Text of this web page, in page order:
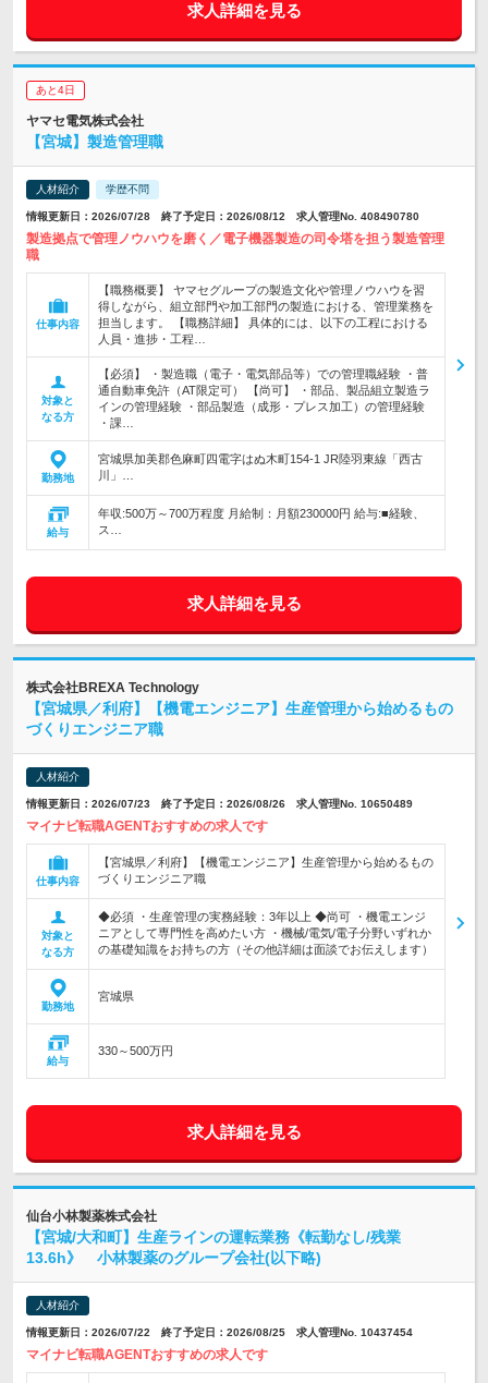
求人詳細を見る
あと4日
ヤマセ電気株式会社
【宮城】製造管理職
人材紹介 学歴不問
情報更新日：2026/07/28 終了予定日：2026/08/12 求人管理No. 408490780
製造拠点で管理ノウハウを磨く／電子機器製造の司令塔を担う製造管理
職
仕事内容
【職務概要】 ヤマセグループの製造文化や管理ノウハウを習
得しながら、組立部門や加工部門の製造における、管理業務を
担当します。 【職務詳細】 具体的には、以下の工程における
人員・進捗・工程…
対象と
なる方
【必須】 ・製造職（電子・電気部品等）での管理職経験 ・普
通自動車免許（AT限定可） 【尚可】 ・部品、製品組立製造ラ
インの管理経験 ・部品製造（成形・プレス加工）の管理経験
・課…
勤務地
宮城県加美郡色麻町四電字はぬ木町154-1 JR陸羽東線「西古
川」…
給与
年収:500万～700万程度 月給制：月額230000円 給与:■経験、
ス…
求人詳細を見る
株式会社BREXA Technology
【宮城県／利府】【機電エンジニア】生産管理から始めるもの
づくりエンジニア職
人材紹介
情報更新日：2026/07/23 終了予定日：2026/08/26 求人管理No. 10650489
マイナビ転職AGENTおすすめの求人です
仕事内容
【宮城県／利府】【機電エンジニア】生産管理から始めるもの
づくりエンジニア職
対象と
なる方
◆必須 ・生産管理の実務経験：3年以上 ◆尚可 ・機電エンジ
ニアとして専門性を高めたい方 ・機械/電気/電子分野いずれか
の基礎知識をお持ちの方（その他詳細は面談でお伝えします）
勤務地
宮城県
給与
330～500万円
求人詳細を見る
仙台小林製薬株式会社
【宮城/大和町】生産ラインの運転業務《転勤なし/残業
13.6h》 小林製薬のグループ会社(以下略)
人材紹介
情報更新日：2026/07/22 終了予定日：2026/08/25 求人管理No. 10437454
マイナビ転職AGENTおすすめの求人です